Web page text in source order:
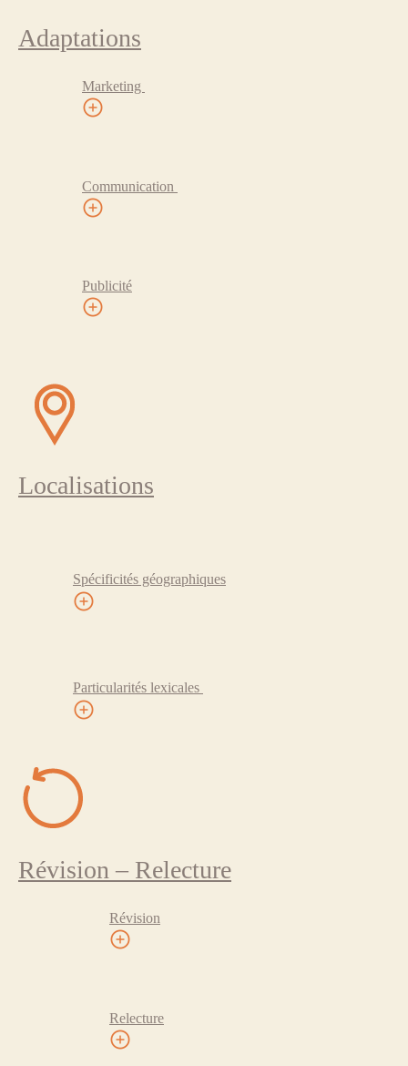
Adaptations
Marketing
Communication
Publicité
Localisations
Spécificités géographiques
Particularités lexicales
Révision – Relecture
Révision
Relecture